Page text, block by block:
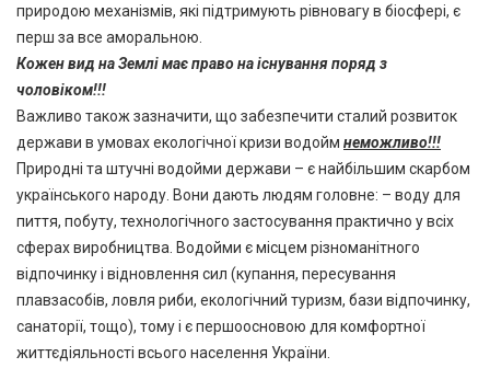
природою механізмів, які підтримують рівновагу в біосфері, є
перш за все аморальною.
Кожен вид на Землі має право на існування поряд з
чоловіком!!!
Важливо також зазначити, що забезпечити сталий розвиток
держави в умовах екологічної кризи водойм неможливо!!!
Природні та штучні водойми держави – є найбільшим скарбом
українського народу. Вони дають людям головне: – воду для
пиття, побуту, технологічного застосування практично у всіх
сферах виробництва. Водойми є місцем різноманітного
відпочинку і відновлення сил (купання, пересування
плавзасобів, ловля риби, екологічний туризм, бази відпочинку,
санаторії, тощо), тому і є першоосновою для комфортної
життєдіяльності всього населення України.